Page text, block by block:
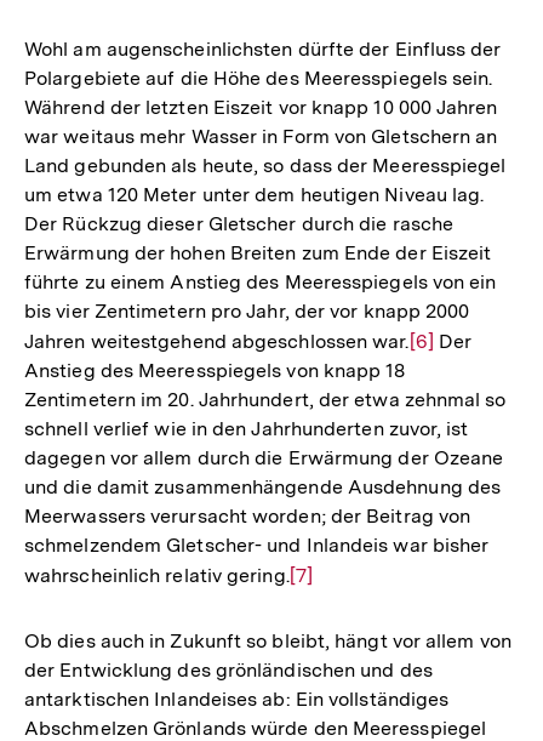
Wohl am augenscheinlichsten dürfte der Einfluss der
Polargebiete auf die Höhe des Meeresspiegels sein.
Während der letzten Eiszeit vor knapp 10 000 Jahren
war weitaus mehr Wasser in Form von Gletschern an
Land gebunden als heute, so dass der Meeresspiegel
um etwa 120 Meter unter dem heutigen Niveau lag.
Der Rückzug dieser Gletscher durch die rasche
Erwärmung der hohen Breiten zum Ende der Eiszeit
führte zu einem Anstieg des Meeresspiegels von ein
bis vier Zentimetern pro Jahr, der vor knapp 2000
Jahren weitestgehend abgeschlossen war. Zur
der
Fußnote
[6] Der
Anstieg des Meeresspiegels von knapp 18
Zentimetern im 20. Jahrhundert, der etwa zehnmal so
schnell verlief wie in den Jahrhunderten zuvor, ist
dagegen vor allem durch die Erwärmung der Ozeane
und die damit zusammenhängende Ausdehnung des
Meerwassers verursacht worden; der Beitrag von
schmelzendem Gletscher- und Inlandeis war bisher
wahrscheinlich relativ gering.Zur
der
Fußnote
[7]
Ob dies auch in Zukunft so bleibt, hängt vor allem von
der Entwicklung des grönländischen und des
antarktischen Inlandeises ab: Ein vollständiges
Abschmelzen Grönlands würde den Meeresspiegel